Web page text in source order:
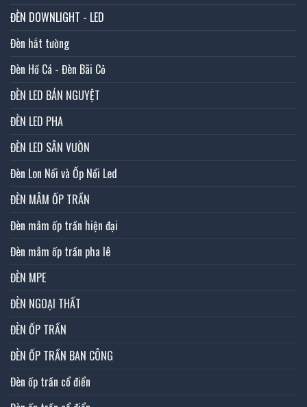
ĐÈN DOWNLIGHT - LED
Đèn hắt tường
Đèn Hồ Cá - Đèn Bãi Cỏ
ĐÈN LED BÁN NGUYỆT
ĐÈN LED PHA
ĐÈN LED SÂN VƯỜN
Đèn Lon Nổi và Ốp Nổi Led
ĐÈN MÂM ỐP TRẦN
Đèn mâm ốp trần hiện đại
Đèn mâm ốp trần pha lê
ĐÈN MPE
ĐÈN NGOẠI THẤT
ĐÈN ỐP TRẦN
ĐÈN ỐP TRẦN BAN CÔNG
Đèn ốp trần cổ điển